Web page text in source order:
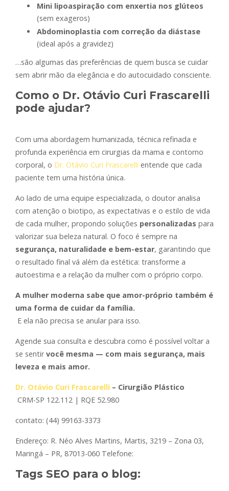
Mini lipoaspiração com enxertia nos glúteos
(sem exageros)
Abdominoplastia com correção da diástase
(ideal após a gravidez)
…são algumas das preferências de quem busca se cuidar
sem abrir mão da elegância e do autocuidado consciente.
Como o Dr. Otávio Curi Frascarelli
pode ajudar?
Com uma abordagem humanizada, técnica refinada e
profunda experiência em cirurgias da mama e contorno
corporal, o Dr. Otávio Curi Frascarelli entende que cada
paciente tem uma história única.
Ao lado de uma equipe especializada, o doutor analisa
com atenção o biotipo, as expectativas e o estilo de vida
de cada mulher, propondo soluções personalizadas para
valorizar sua beleza natural. O foco é sempre na
segurança, naturalidade e bem-estar, garantindo que
o resultado final vá além da estética: transforme a
autoestima e a relação da mulher com o próprio corpo.
A mulher moderna sabe que amor-próprio também é
uma forma de cuidar da família.
E ela não precisa se anular para isso.
Agende sua consulta e descubra como é possível voltar a
se sentirvocê mesma — com mais segurança, mais
leveza e mais amor.
Dr. Otávio Curi Frascarelli – Cirurgião Plástico
CRM-SP 122.112 | RQE 52.980
contato: (44) 99163-3373
Endereço: R. Néo Alves Martins, Martis, 3219 – Zona 03,
Maringá – PR, 87013-060 Telefone:
Tags SEO para o blog: